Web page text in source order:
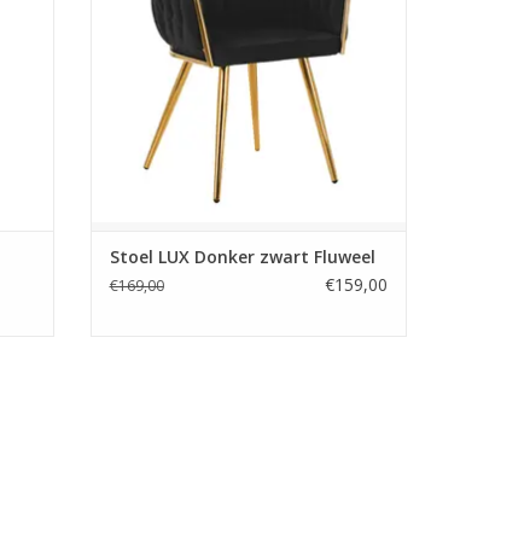
Luxe Bureaustoel- Wieltjes
Claudianails.nl
Snelle levering en lage verzendkosten.
TOEVOEGEN AAN WINKELWAGEN
Stoel LUX Donker zwart Fluweel
€169,00 €159,00